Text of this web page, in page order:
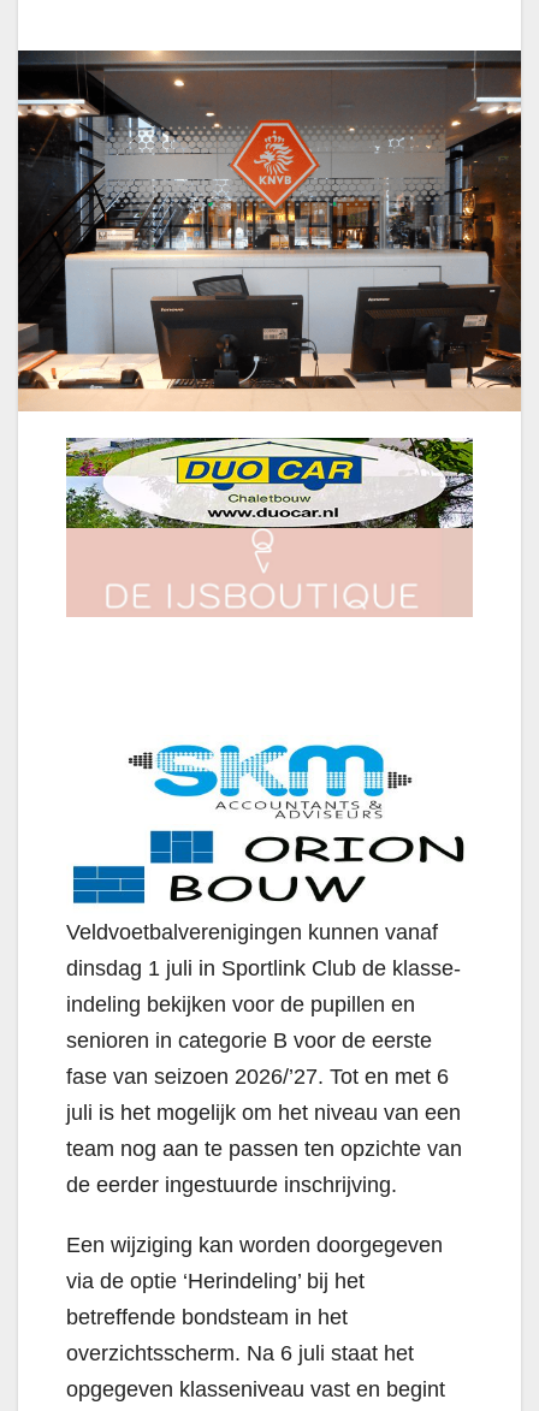
Veldvoetbalverenigingen kunnen vanaf
dinsdag 1 juli in Sportlink Club de klasse-
indeling bekijken voor de pupillen en
senioren in categorie B voor de eerste
fase van seizoen 2026/’27. Tot en met 6
juli is het mogelijk om het niveau van een
team nog aan te passen ten opzichte van
de eerder ingestuurde inschrijving.
Een wijziging kan worden doorgegeven
via de optie ‘Herindeling’ bij het
betreffende bondsteam in het
overzichtsscherm. Na 6 juli staat het
opgegeven klasseniveau vast en begint